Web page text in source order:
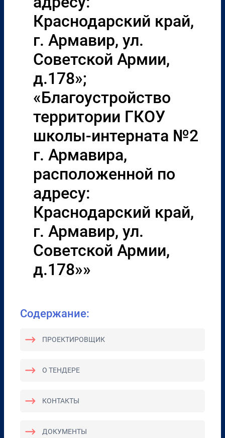
Краснодарский край,
г. Армавир, ул.
Советской Армии,
д.178»;
«Благоустройство
территории ГКОУ
школы-интерната №2
г. Армавира,
расположенной по
адресу:
Краснодарский край,
г. Армавир, ул.
Советской Армии,
д.178»»
Содержание:
ПРОЕКТИРОВЩИК
О ТЕНДЕРЕ
КОНТАКТЫ
ДОКУМЕНТЫ